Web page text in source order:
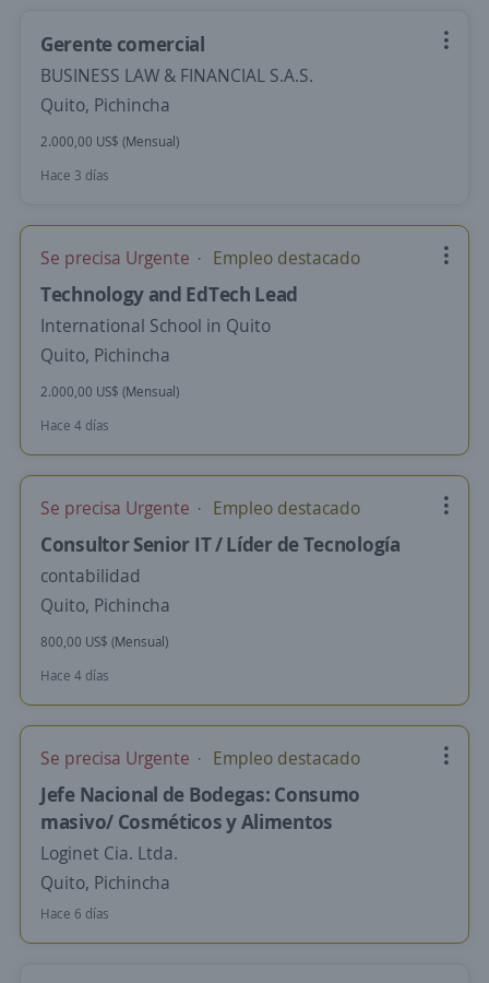
Gerente comercial
BUSINESS LAW & FINANCIAL S.A.S.
Quito, Pichincha
2.000,00 US$ (Mensual)
Hace 3 días
Se precisa Urgente Empleo destacado
Technology and EdTech Lead
International School in Quito
Quito, Pichincha
2.000,00 US$ (Mensual)
Hace 4 días
Se precisa Urgente Empleo destacado
Consultor Senior IT / Líder de Tecnología
contabilidad
Quito, Pichincha
800,00 US$ (Mensual)
Hace 4 días
Se precisa Urgente Empleo destacado
Jefe Nacional de Bodegas: Consumo
masivo/ Cosméticos y Alimentos
Loginet Cia. Ltda.
Quito, Pichincha
Hace 6 días